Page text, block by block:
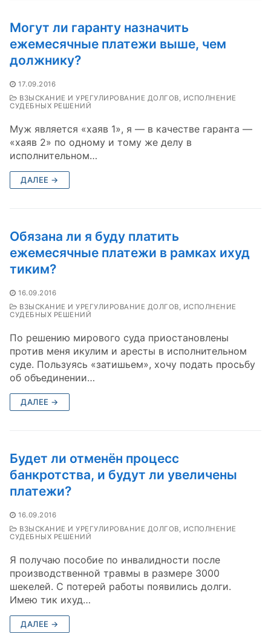
Могут ли гаранту назначить
ежемесячные платежи выше, чем
должнику?
17.09.2016
ВЗЫСКАНИЕ И УРЕГУЛИРОВАНИЕ ДОЛГОВ, ИСПОЛНЕНИЕ
СУДЕБНЫХ РЕШЕНИЙ
Муж является «хаяв 1», я — в качестве гаранта —
«хаяв 2» по одному и тому же делу в
исполнительном…
ДАЛЕЕ →
Обязана ли я буду платить
ежемесячные платежи в рамках ихуд
тиким?
16.09.2016
ВЗЫСКАНИЕ И УРЕГУЛИРОВАНИЕ ДОЛГОВ, ИСПОЛНЕНИЕ
СУДЕБНЫХ РЕШЕНИЙ
По решению мирового суда приостановлены
против меня икулим и аресты в исполнительном
суде. Пользуясь «затишьем», хочу подать просьбу
об объединении…
ДАЛЕЕ →
Будет ли отменён процесс
банкротства, и будут ли увеличены
платежи?
16.09.2016
ВЗЫСКАНИЕ И УРЕГУЛИРОВАНИЕ ДОЛГОВ, ИСПОЛНЕНИЕ
СУДЕБНЫХ РЕШЕНИЙ
Я получаю пособие по инвалидности после
производственной травмы в размере 3000
шекелей. С потерей работы появились долги.
Имею тик ихуд…
ДАЛЕЕ →